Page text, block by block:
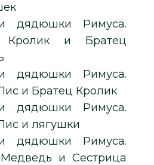
дядюшки Римуса.
Кролик и Братец
дядюшки Римуса.
и Братец Кролик
дядюшки Римуса.
и лягушки
дядюшки Римуса.
и Сестрица